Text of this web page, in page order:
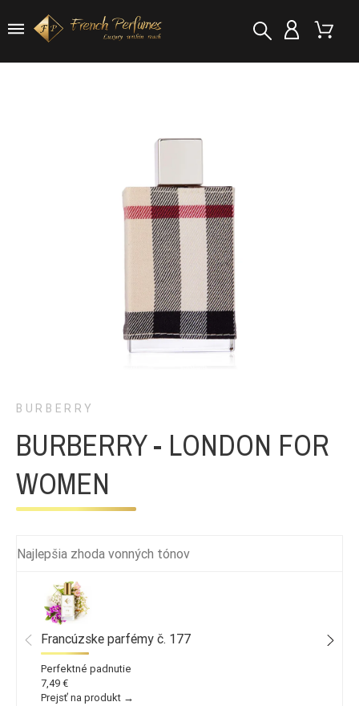
BURBERRY
BURBERRY - LONDON FOR
WOMEN
Najlepšia zhoda vonných tónov
Francúzske parfémy č. 177
Perfektné padnutie
7,49 €
Prejsť na produkt →